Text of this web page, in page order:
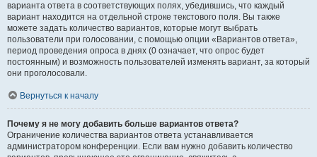
варианта ответа в соответствующих полях, убедившись, что каждый
вариант находится на отдельной строке текстового поля. Вы также
можете задать количество вариантов, которые могут выбрать
пользователи при голосовании, с помощью опции «Вариантов ответа»,
период проведения опроса в днях (0 означает, что опрос будет
постоянным) и возможность пользователей изменять вариант, за который
они проголосовали.
Вернуться к началу
Почему я не могу добавить больше вариантов ответа?
Ограничение количества вариантов ответа устанавливается
администратором конференции. Если вам нужно добавить количество